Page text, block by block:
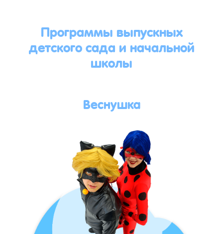
Программы выпускных
детского сада и начальной
школы
Веснушка